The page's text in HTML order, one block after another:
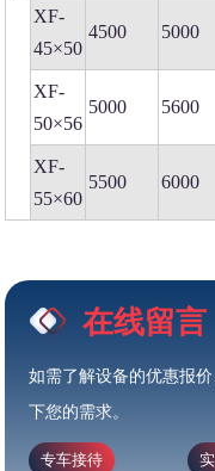
XF-
45×50
4500 5000
XF-
50×56
5000 5600
XF-
55×60
5500 6000
在线留言
如需了解设备的优惠报
下您的需求。
专车接待